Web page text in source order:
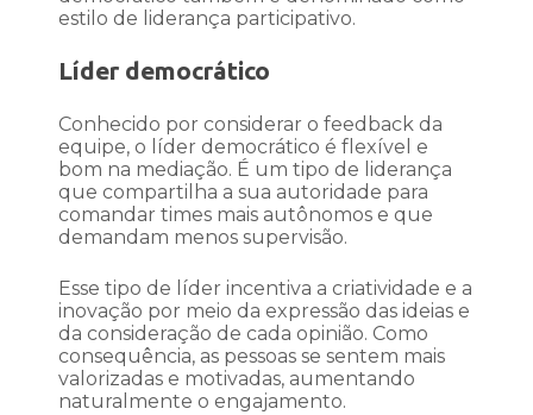
estilo de liderança participativo.
Líder democrático
Conhecido por considerar o feedback da
equipe, o líder democrático é flexível e
bom na mediação. É um tipo de liderança
que compartilha a sua autoridade para
comandar times mais autônomos e que
demandam menos supervisão.
Esse tipo de líder incentiva a criatividade e a
inovação por meio da expressão das ideias e
da consideração de cada opinião. Como
consequência, as pessoas se sentem mais
valorizadas e motivadas, aumentando
naturalmente o engajamento.